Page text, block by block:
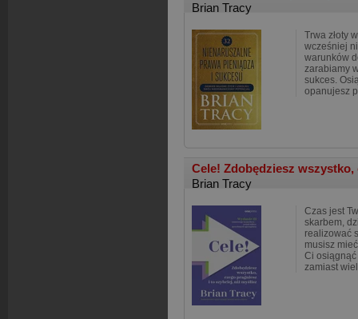
Brian Tracy
Trwa złoty
wcześniej
warunków
zarabiamy
sukces.
opanujesz
Cele! Zdobędziesz
Brian Tracy
Czas jest
skarbem,
realizować
musisz
Ci
zamiast